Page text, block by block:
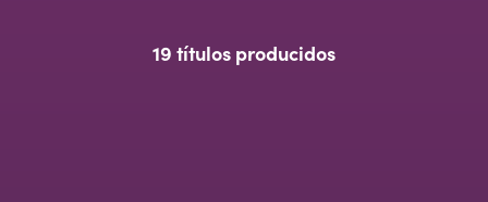
19 títulos producidos